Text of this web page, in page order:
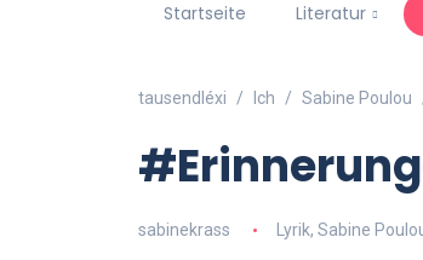
Startseite Literatur
tausendléxi Ich Sabine Poulou
sabinekrass Lyrik, Sabine